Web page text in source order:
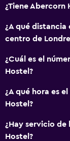
¿Tiene Abercorn
¿A qué distancia
centro de
¿Cuál es el
Hostel?
¿A qué hora es
Hostel?
¿Hay servicio de
Hostel?